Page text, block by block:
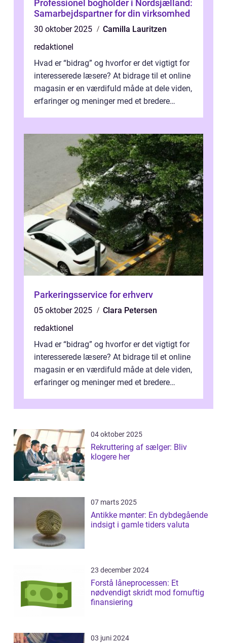
Professionel bogholder i Nordsjælland:
Samarbejdspartner for din virksomhed
30 oktober 2025
Camilla Lauritzen
redaktionel
Hvad er “bidrag” og hvorfor er det vigtigt for
interesserede læsere? At bidrage til et online
magasin er en værdifuld måde at dele viden,
erfaringer og meninger med et bredere
Parkeringsservice for erhverv
05 oktober 2025
Clara Petersen
redaktionel
Hvad er “bidrag” og hvorfor er det vigtigt for
interesserede læsere? At bidrage til et online
magasin er en værdifuld måde at dele viden,
erfaringer og meninger med et bredere
04 oktober 2025
Rekruttering af sælger: Bliv
klogere her
07 marts 2025
Antikke mønter: En dybdegående
indsigt i gamle tiders valuta
23 december 2024
Forstå låneprocessen: Et
nødvendigt skridt mod fornuftig
finansiering
03 juni 2024